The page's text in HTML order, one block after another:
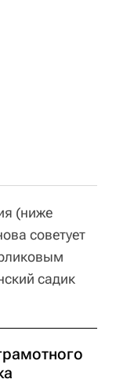
(ниже
советует
садик